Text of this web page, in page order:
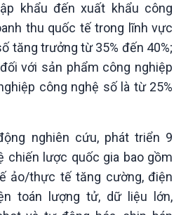
Khoa học & Công nghệ
Tin Khoa học & Công nghệ
Kết nối công nghệ
Sống chung với biến đổi
khí hậu
khẩu đến xuất khẩu công
thu quốc tế trong lĩnh vực
tăng trưởng từ 35% đến 40%;
với sản phẩm công nghiệp
công nghệ số là từ 25%
nghiên cứu, phát triển 9
chiến lược quốc gia bao gồm
ảo/thực tế tăng cường, điện
toán lượng tử, dữ liệu lớn,